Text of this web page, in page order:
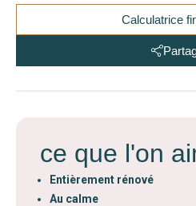
Calculatrice
ce que l'on
Entièrement rénové
Au calme